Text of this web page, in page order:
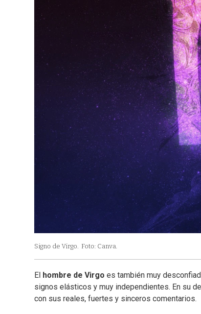
Signo de Virgo. Foto: Canva.
El hombre de Virgo es también muy
signos elásticos y muy independientes. En su
con sus reales, fuertes y sinceros comentarios.